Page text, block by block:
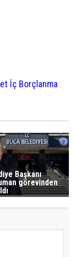
İç Borçlanma
Başkanı
görevinden